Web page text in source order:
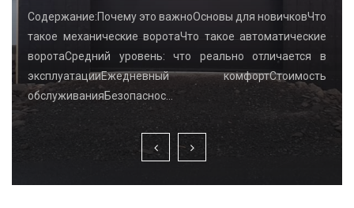
Содержание:Почему это важноОсновы для новичковЧто
такое механические воротаЧто такое автоматические
воротаСредний уровень: что реально отличается в
эксплуатацииЕжедневный комфортСтоимость
обслуживанияБезопаснос…